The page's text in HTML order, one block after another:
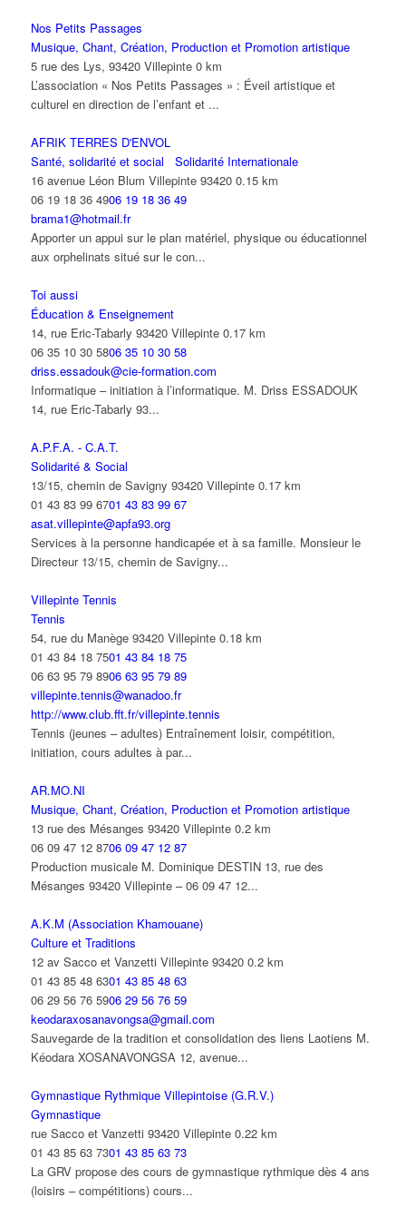
Nos Petits Passages
Musique, Chant, Création, Production et Promotion artistique
5 rue des Lys, 93420 Villepinte 0 km
L’association « Nos Petits Passages » : Éveil artistique et
culturel en direction de l’enfant et ...
AFRIK TERRES D'ENVOL
Santé, solidarité et social
Solidarité Internationale
16 avenue Léon Blum Villepinte 93420 0.15 km
06 19 18 36 4906 19 18 36 49
brama1@hotmail.fr
Apporter un appui sur le plan matériel, physique ou éducationnel
aux orphelinats situé sur le con...
Toi aussi
Éducation & Enseignement
14, rue Eric-Tabarly 93420 Villepinte 0.17 km
06 35 10 30 5806 35 10 30 58
driss.essadouk@cie-formation.com
Informatique – initiation à l’informatique. M. Driss ESSADOUK
14, rue Eric-Tabarly 93...
A.P.F.A. - C.A.T.
Solidarité & Social
13/15, chemin de Savigny 93420 Villepinte 0.17 km
01 43 83 99 6701 43 83 99 67
asat.villepinte@apfa93.org
Services à la personne handicapée et à sa famille. Monsieur le
Directeur 13/15, chemin de Savigny...
Villepinte Tennis
Tennis
54, rue du Manège 93420 Villepinte 0.18 km
01 43 84 18 7501 43 84 18 75
06 63 95 79 8906 63 95 79 89
villepinte.tennis@wanadoo.fr
http://www.club.fft.fr/villepinte.tennis
Tennis (jeunes – adultes) Entraînement loisir, compétition,
initiation, cours adultes à par...
AR.MO.NI
Musique, Chant, Création, Production et Promotion artistique
13 rue des Mésanges 93420 Villepinte 0.2 km
06 09 47 12 8706 09 47 12 87
Production musicale M. Dominique DESTIN 13, rue des
Mésanges 93420 Villepinte – 06 09 47 12...
A.K.M (Association Khamouane)
Culture et Traditions
12 av Sacco et Vanzetti Villepinte 93420 0.2 km
01 43 85 48 6301 43 85 48 63
06 29 56 76 5906 29 56 76 59
keodaraxosanavongsa@gmail.com
Sauvegarde de la tradition et consolidation des liens Laotiens M.
Kéodara XOSANAVONGSA 12, avenue...
Gymnastique Rythmique Villepintoise (G.R.V.)
Gymnastique
rue Sacco et Vanzetti 93420 Villepinte 0.22 km
01 43 85 63 7301 43 85 63 73
La GRV propose des cours de gymnastique rythmique dès 4 ans
(loisirs – compétitions) cours...